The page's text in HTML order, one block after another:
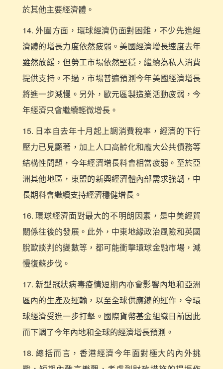
於其他主要經濟體。
14. 外圍方面，環球經濟仍面對困難，不少先進經
濟體的增長力度依然疲弱。美國經濟增長速度去年
雖然放緩，但勞工市場依然堅穩，繼續為私人消費
提供支持。不過，市場普遍預測今年美國經濟增長
將進一步減慢。另外，歐元區製造業活動疲弱，今
年經濟只會繼續輕微增長。
15. 日本自去年十月起上調消費稅率，經濟的下行
壓力已見顯著，加上人口高齡化和龐大公共債務等
結構性問題，今年經濟增長料會相當疲弱。至於亞
洲其他地區，東盟的新興經濟體內部需求強韌，中
長期料會繼續支持經濟穩健增長。
16. 環球經濟面對最大的不明朗因素，是中美經貿
關係往後的發展。此外，中東地緣政治風險和英國
脫歐談判的變數等，都可能衝擊環球金融市場，減
慢復蘇步伐。
17. 新型冠狀病毒疫情短期內亦會影響內地和亞洲
區內的生產及運輸，以至全球供應鏈的運作，令環
球經濟受進一步打擊。國際貨幣基金組織日前因此
而下調了今年內地和全球的經濟增長預測。
18. 總括而言，香港經濟今年面對極大的內外挑